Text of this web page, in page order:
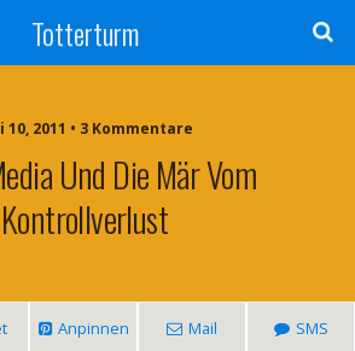
Totterturm
10, 2011 • 3 Kommentare
Und Die Mär Vom
Kontrollverlust
Anpinnen Mail SMS